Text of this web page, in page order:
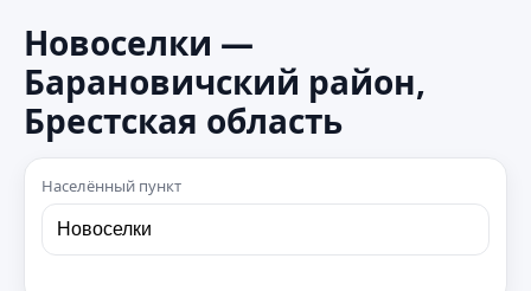
Новоселки —
Барановичский район,
Брестская область
Населённый пункт